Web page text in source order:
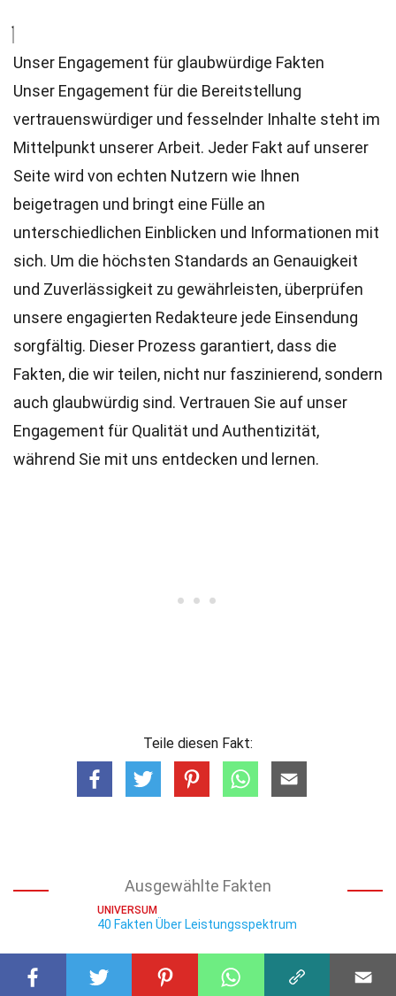
Unser Engagement für glaubwürdige Fakten
Unser Engagement für die Bereitstellung
vertrauenswürdiger und fesselnder Inhalte steht im
Mittelpunkt unserer Arbeit. Jeder Fakt auf unserer
Seite wird von echten Nutzern wie Ihnen
beigetragen und bringt eine Fülle an
unterschiedlichen Einblicken und Informationen mit
sich. Um die höchsten Standards an Genauigkeit
und Zuverlässigkeit zu gewährleisten, überprüfen
unsere engagierten Redakteure jede Einsendung
sorgfältig. Dieser Prozess garantiert, dass die
Fakten, die wir teilen, nicht nur faszinierend, sondern
auch glaubwürdig sind. Vertrauen Sie auf unser
Engagement für Qualität und Authentizität,
während Sie mit uns entdecken und lernen.
Teile diesen Fakt:
Ausgewählte Fakten
UNIVERSUM
40 Fakten Über Leistungsspektrum
UNIVERSUM